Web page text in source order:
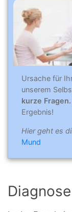
Ursache für
unserem
kurze Fragen.
Ergebnis!
Hier geht es
Mund
Diagnose